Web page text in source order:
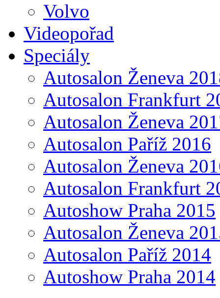
Volvo
Videopořad
Speciály
Autosalon Ženeva
Autosalon Frankfurt
Autosalon Ženeva
Autosalon Paříž 2016
Autosalon Ženeva
Autosalon Frankfurt
Autoshow Praha 2015
Autosalon Ženeva
Autosalon Paříž 2014
Autoshow Praha 2014